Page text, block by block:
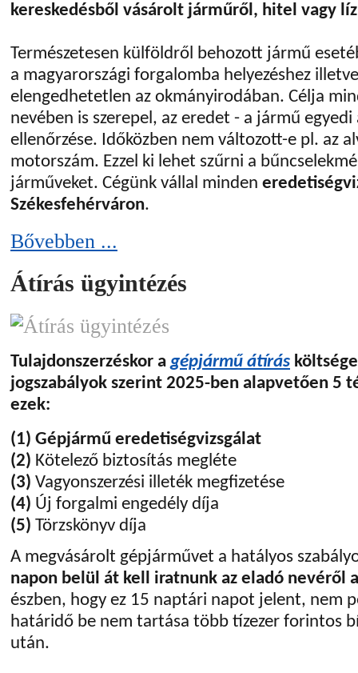
kereskedésből vásárolt járműről, hitel vagy
Természetesen külföldről behozott jármű
a magyarországi forgalomba helyezéshez
elengedhetetlen az okmányirodában. Célja
nevében is szerepel, az eredet - a jármű
ellenőrzése. Időközben nem változott-e pl. az
motorszám. Ezzel ki lehet szűrni a
járműveket. Cégünk vállal minden
Székesfehérváron.
Bővebben ...
Átírás ügyintézés
Tulajdonszerzéskor agépjármű átírás
jogszabályok szerint 2025-ben alapvetően 5
ezek:
(1) Gépjármű eredetiségvizsgálat
(2) Kötelező biztosítás megléte
(3) Vagyonszerzési illeték megfizetése
(4) Új forgalmi engedély díja
(5) Törzskönyv díja
A megvásárolt gépjárművet a hatályos
napon belül át kell iratnunk az eladó nevéről
észben, hogy ez 15 naptári napot jelent, nem
határidő be nem tartása több tízezer forintos
után.